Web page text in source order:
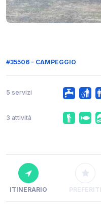
#35506 - CAMPEGGIO
5 servizi
3 attività
ITINERARIO PREFERITI